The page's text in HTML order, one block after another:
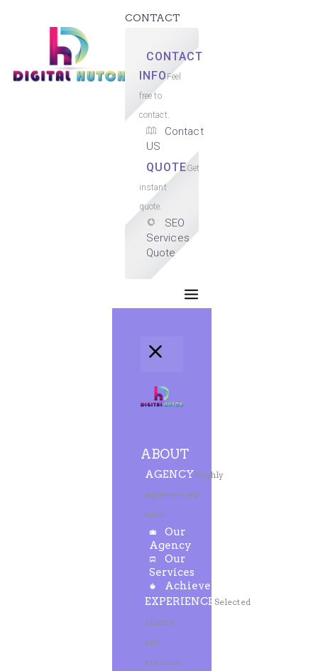
CONTACT
CONTACT
INFOFeel
free to
contact.
Contact
US
QUOTEGet
instant
quote.
SEO
Services
Quote
ABOUT
AGENCYHighly
experienced
team
Our
Agency
Our
Services
Achievements
EXPERIENCE Selected
clients
and
projects